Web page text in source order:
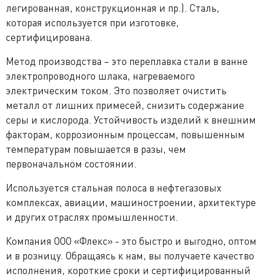
легированная, конструкционная и пр.). Сталь,
которая используется при изготовке,
сертифицирована.
Метод производства – это переплавка стали в ванне
электропроводного шлака, нагреваемого
электрическим током. Это позволяет очистить
металл от лишних примесей, снизить содержание
серы и кислорода. Устойчивость изделий к внешним
факторам, коррозионным процессам, повышенным
температурам повышается в разы, чем
первоначальном состоянии.
Используется стальная полоса в нефтегазовых
комплексах, авиации, машиностроении, архитектуре
и других отраслях промышленности.
Компания ООО «Флекс» - это быстро и выгодно, оптом
и в розницу. Обращаясь к нам, вы получаете качество
исполнения, короткие сроки и сертифицированный